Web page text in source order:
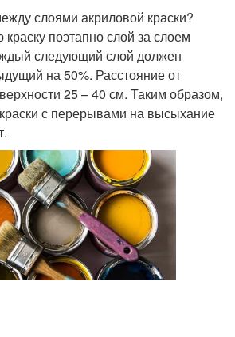
слоями акриловой краски?
поэтапно слой за слоем
следующий слой должен
на 50%. Расстояние от
25 – 40 см. Таким образом,
с перерывами на высыхание